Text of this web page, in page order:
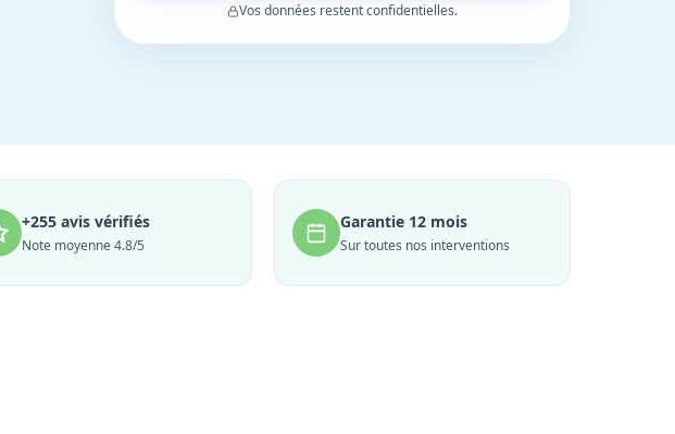
Vos données restent confidentielles.
+255 avis vérifiés
Note moyenne 4.8/5
Garantie 12 mois
Sur toutes nos interventions